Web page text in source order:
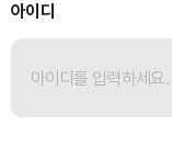
아이디